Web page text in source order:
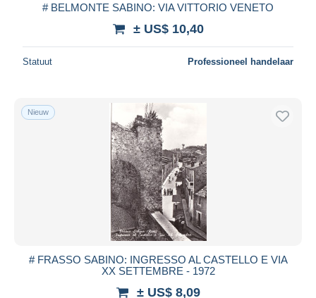
# BELMONTE SABINO: VIA VITTORIO VENETO
± US$ 10,40
Statuut Professioneel handelaar
Nieuw
# FRASSO SABINO: INGRESSO AL CASTELLO E VIA
XX SETTEMBRE - 1972
± US$ 8,09